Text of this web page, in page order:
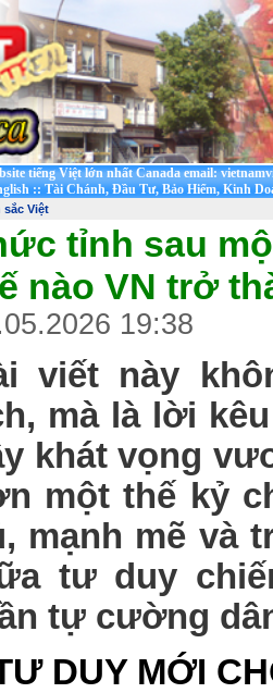
tiếng Việt lớn nhất Canada email:
::Tài Chánh, Đầu Tư, Bảo Hiểm, Kinh
sắc Việt
tỉnh sau
nào VN trở
19:38
viết này
mà là lời
khát vọng
một thế kỷ
mạnh mẽ và
tư duy
tự cường
DUY MỚI